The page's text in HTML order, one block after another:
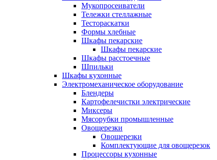
Мукопросеиватели
Тележки стеллажные
Тестораскатки
Формы хлебные
Шкафы пекарские
Шкафы пекарские
Шкафы расстоечные
Шпильки
Шкафы кухонные
Электромеханическое оборудование
Блендеры
Картофелечистки электрические
Миксеры
Мясорубки промышленные
Овощерезки
Овощерезки
Комплектующие для овощерезок
Процессоры кухонные